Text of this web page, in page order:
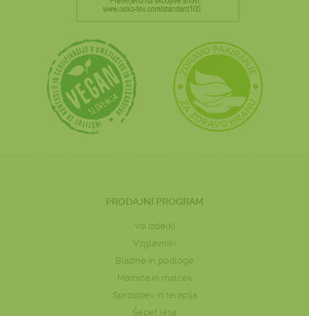
PRODAJNI PROGRAM
Vsi izdelki
Vzglavniki
Blazine in podloge
Mamica in malček
Sprostitev in terapija
Šepet lesa